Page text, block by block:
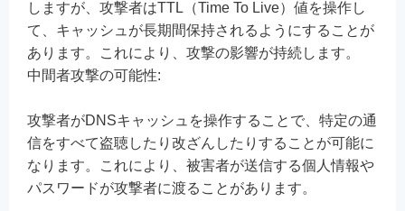
しますが、攻撃者はTTL（Time To Live）値を操作し
て、キャッシュが長期間保持されるようにすることが
あります。これにより、攻撃の影響が持続します。
中間者攻撃の可能性:
攻撃者がDNSキャッシュを操作することで、特定の通
信をすべて盗聴したり改ざんしたりすることが可能に
なります。これにより、被害者が送信する個人情報や
パスワードが攻撃者に渡ることがあります。